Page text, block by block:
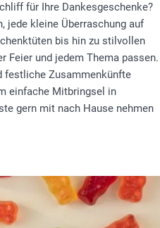
für Ihre Dankesgeschenke?
jede kleine Überraschung auf
bis hin zu stilvollen
Feier und jedem Thema passen.
festliche Zusammenkünfte
einfache Mitbringsel in
gern mit nach Hause nehmen